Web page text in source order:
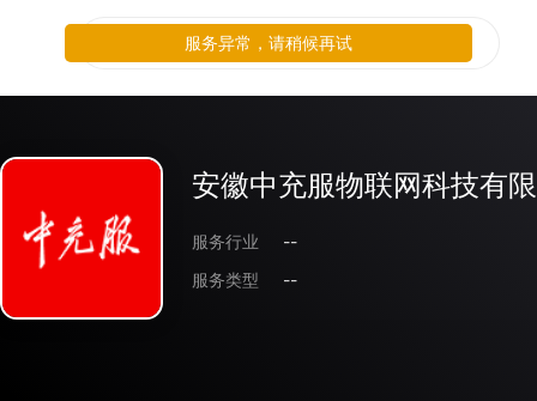
安徽中充服物联网科技有
服务行业
--
服务类型
--
服务异常，请稍候再试